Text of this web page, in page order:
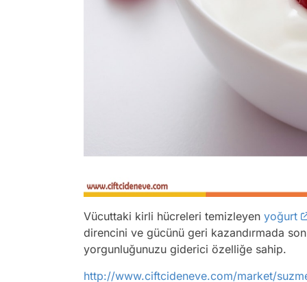
Vücuttaki kirli hücreleri temizleyen yoğurt
direncini ve gücünü geri kazandırmada
yorgunluğunuzu giderici özelliğe sahip.
http://www.ciftcideneve.com/market/